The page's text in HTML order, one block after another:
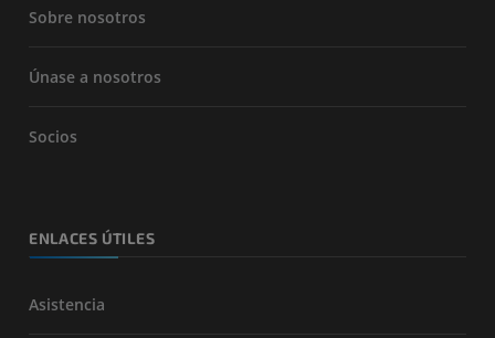
Sobre nosotros
Únase a nosotros
Socios
ENLACES ÚTILES
Asistencia